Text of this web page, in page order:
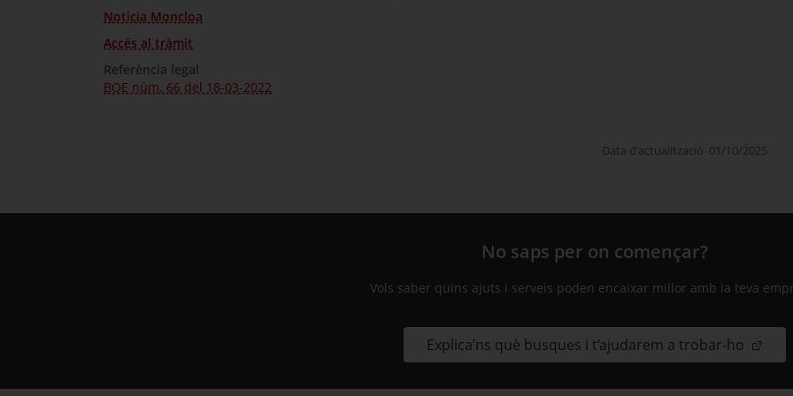
Noticia Moncloa
Accés al tràmit
Referència legal
BOE núm. 66 del 18-03-2022
Data d'actualització 01/10/2025
No saps per on començar?
Vols saber quins ajuts i serveis poden encaixar millor amb la teva
Explica’ns què busques i t’ajudarem a trobar-ho